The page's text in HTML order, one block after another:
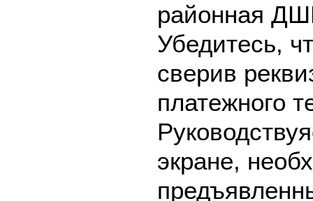
районная
Убедитесь,
сверив
платежного
экране,